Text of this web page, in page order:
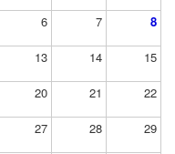
6 7 8
13 14 15
20 21 22
27 28 29